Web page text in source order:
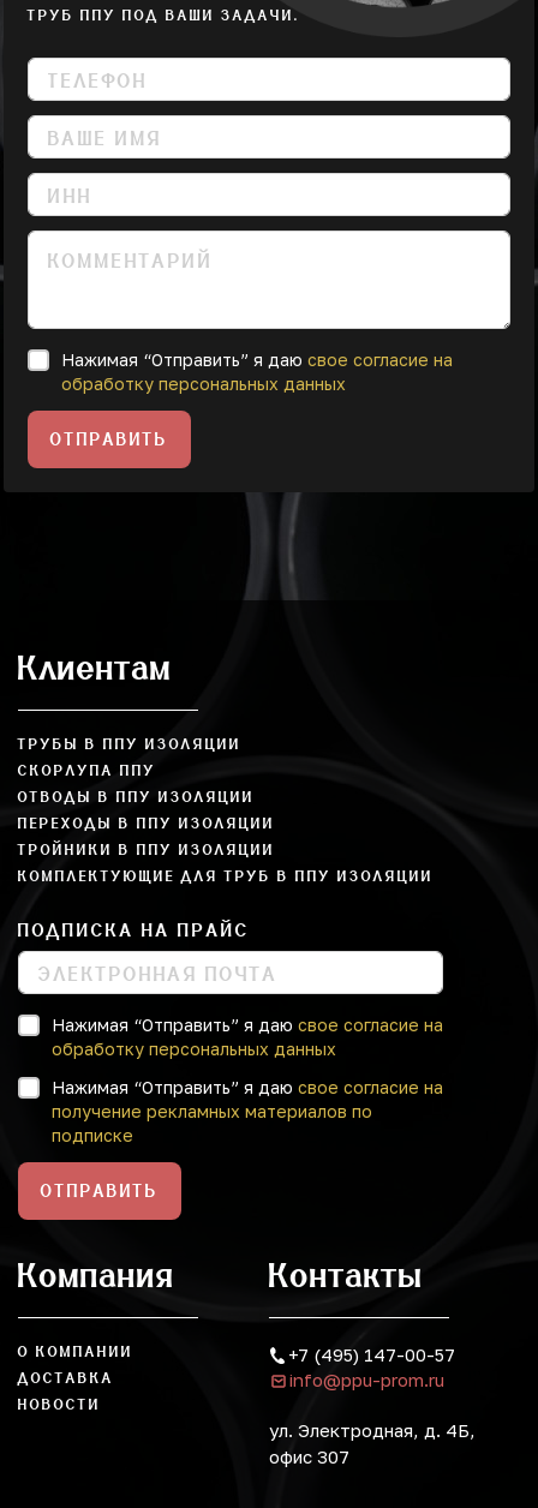
ТРУБ ППУ ПОД ВАШИ ЗАДАЧИ.
Нажимая “Отправить” я даю свое согласие на
обработку персональных данных
ОТПРАВИТЬ
Клиентам
ТРУБЫ В ППУ ИЗОЛЯЦИИ
СКОРЛУПА ППУ
ОТВОДЫ В ППУ ИЗОЛЯЦИИ
ПЕРЕХОДЫ В ППУ ИЗОЛЯЦИИ
ТРОЙНИКИ В ППУ ИЗОЛЯЦИИ
КОМПЛЕКТУЮЩИЕ ДЛЯ ТРУБ В ППУ ИЗОЛЯЦИИ
ПОДПИСКА НА ПРАЙС
Нажимая “Отправить” я даю свое согласие на
обработку персональных данных
Нажимая “Отправить” я даю свое согласие на
получение рекламных материалов по
подписке
ОТПРАВИТЬ
Компания
О КОМПАНИИ
ДОСТАВКА
НОВОСТИ
Контакты
+7 (495) 147-00-57
info@ppu-prom.ru
ул. Электродная, д. 4Б,
офис 307